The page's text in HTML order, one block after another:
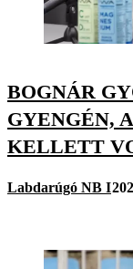
BOGNÁR
GYENGÉN,
KELLETT
Labdarúgó NB I